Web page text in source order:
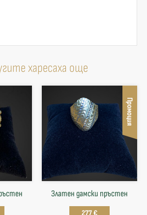
харесаха още
Промоция
Златен дамски пръстен